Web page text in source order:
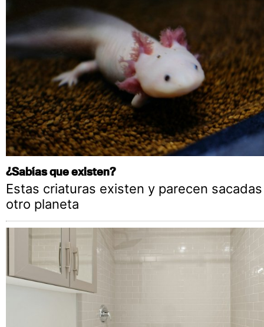
¿Sabías que existen?
Estas criaturas existen y parecen
otro planeta